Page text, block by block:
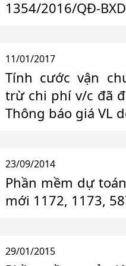
1354/2016/QĐ-BXD
11/01/2017
Tính cước vận
trừ chi phí v/c đã
Thông báo giá VL
23/09/2014
Phần mềm dự
mới 1172, 1173,
29/01/2015